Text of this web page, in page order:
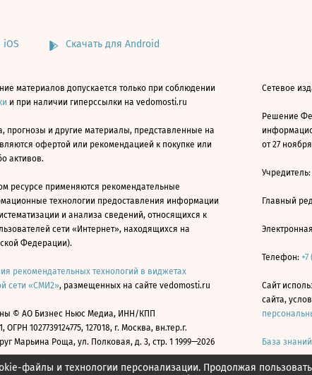
файлы и технологии персонализации. Продолжая
iOS Скачать для Android
материалов допускается только при соблюдении
и при наличии гиперссылки на vedomosti.ru
прогнозы и другие материалы, представленные на
офертой или рекомендацией к покупке или
активов.
ресурсе применяются рекомендательные
технологии предоставления информации
и анализа сведений, относящихся к
сети «Интернет», находящихся на
Федерации).
рекомендательных технологий в виджетах
сети «СМИ2», размещенных на сайте vedomosti.ru
© АО Бизнес Ньюс Медиа, ИНН/КПП
ОГРН 1027739124775, 127018, г. Москва, вн.тер.г.
Марьина Роща, ул. Полковая, д. 3, стр. 1 1999—2026
Сетевое
Решение
от 27
Главный
Телефон: +7
Сайт
сайта,
База знаний